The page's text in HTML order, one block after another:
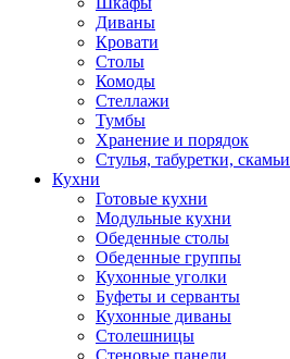
Диваны
Кровати
Столы
Комоды
Стеллажи
Тумбы
Хранение и порядок
Стулья, табуретки, скамьи
Кухни
Готовые кухни
Модульные кухни
Обеденные столы
Обеденные группы
Кухонные уголки
Буфеты и серванты
Кухонные диваны
Столешницы